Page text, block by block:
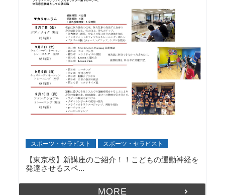
スポーツ・セラピスト スポーツ・セラピスト
【東京校】新講座のご紹介！！こどもの運動神経を
発達させるスペ...
MORE